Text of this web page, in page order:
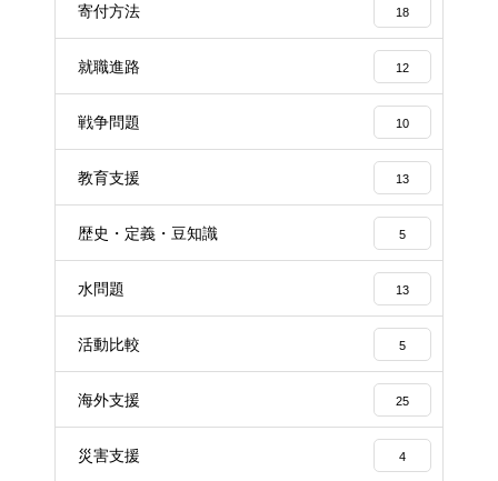
寄付方法 18
就職進路 12
戦争問題 10
教育支援 13
歴史・定義・豆知識 5
水問題 13
活動比較 5
海外支援 25
災害支援 4